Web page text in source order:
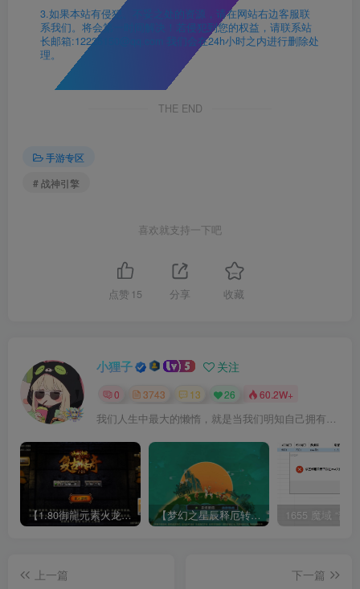
3.如果本站有侵犯、不妥之处的资源，请在网站右边客服联
系我们。将会第一时间解决！若侵犯到您的权益，请联系站
长邮箱:12225150@qq.com 我们会在24h小时之内进行删除处
理。
THE END
手游专区
# 战神引擎
喜欢就支持一下吧
点赞 15 分享 收藏
小狸子 关注
0 3743 13 26 60.2W+
我们人生中最大的懒惰，就是当我们明知自己拥有作出选择的能力，却不去主动改变而是放任它的生活态度
【1.80御龍元素火龙[摸摸登陆器]】战神引擎WIN服务端+GM工具+充值后台+双端+架设教程 【梦幻之星辰释厄转尊享挂机版】MT3换皮梦幻西游Linux服务端+GM后台+双端+源码+架设教程
上一篇
下一篇